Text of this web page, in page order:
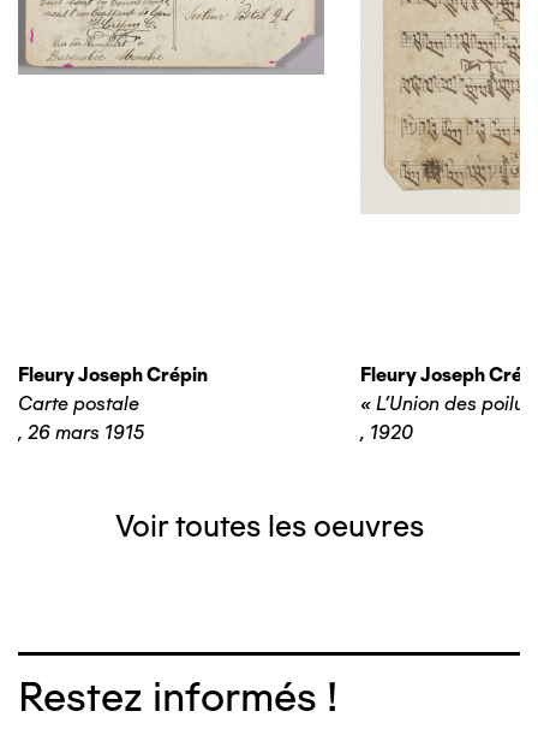
Fleury Joseph Crépin
Carte postale
, 26 mars 1915
Fleury Joseph
« L’Union des
, 1920
Voir toutes les oeuvres
Restez informés !